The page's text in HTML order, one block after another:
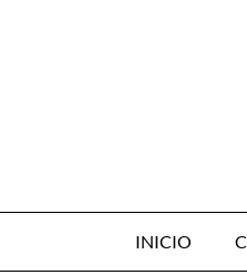
INICIO